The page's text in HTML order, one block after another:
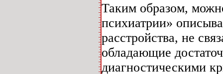
Таким образом,
психиатрии»
расстройства, не
обладающие
диагностическими